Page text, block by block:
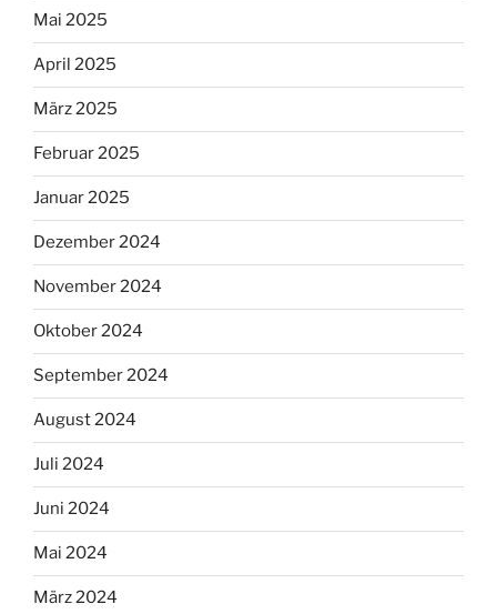
Mai 2025
April 2025
März 2025
Februar 2025
Januar 2025
Dezember 2024
November 2024
Oktober 2024
September 2024
August 2024
Juli 2024
Juni 2024
Mai 2024
März 2024